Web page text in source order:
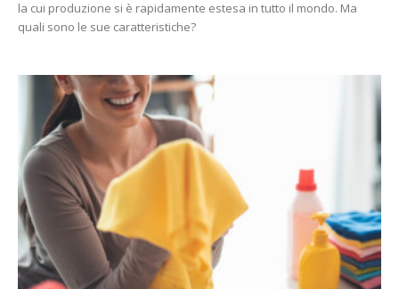
la cui produzione si è rapidamente estesa in tutto il mondo. Ma
quali sono le sue caratteristiche?